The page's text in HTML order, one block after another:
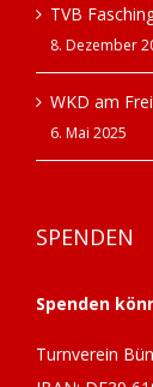
TVB
8. Dezember
WKD am
6. Mai 2025
SPENDEN
Spenden
Turnverein